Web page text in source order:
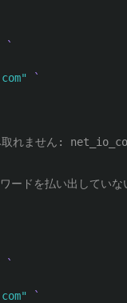
取れません:
ードを払い出していな